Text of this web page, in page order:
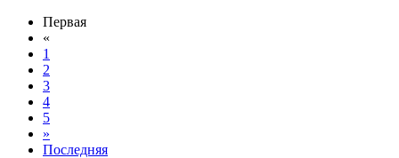
Первая
«
1
2
3
4
5
»
Последняя